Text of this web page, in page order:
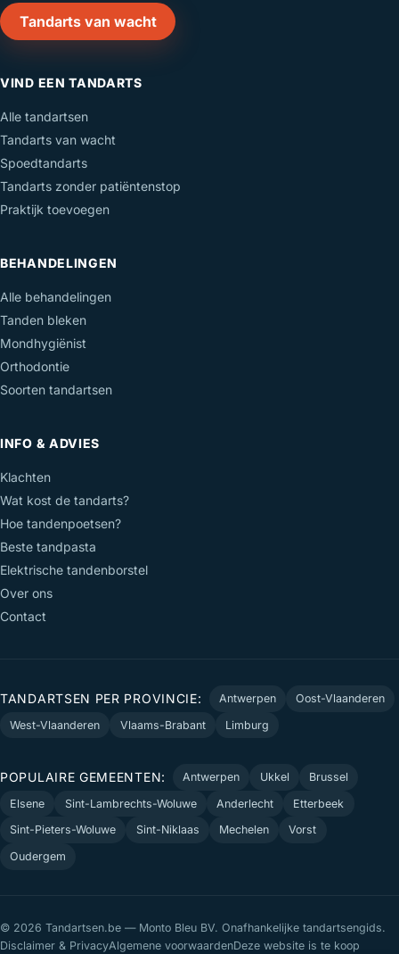
Tandarts van wacht
VIND EEN TANDARTS
Alle tandartsen
Tandarts van wacht
Spoedtandarts
Tandarts zonder patiëntenstop
Praktijk toevoegen
BEHANDELINGEN
Alle behandelingen
Tanden bleken
Mondhygiënist
Orthodontie
Soorten tandartsen
INFO & ADVIES
Klachten
Wat kost de tandarts?
Hoe tandenpoetsen?
Beste tandpasta
Elektrische tandenborstel
Over ons
Contact
TANDARTSEN PER PROVINCIE: Antwerpen
Oost-Vlaanderen
West-Vlaanderen
Vlaams-Brabant Limburg
POPULAIRE GEMEENTEN: Antwerpen Ukkel
Brussel
Elsene
Sint-Lambrechts-Woluwe Anderlecht
Etterbeek
Sint-Pieters-Woluwe
Sint-Niklaas Mechelen
Vorst
Oudergem
© 2026 Tandartsen.be — Monto Bleu BV. Onafhankelijke tandartsengids.
Disclaimer & PrivacyAlgemene voorwaardenDeze website is te koop